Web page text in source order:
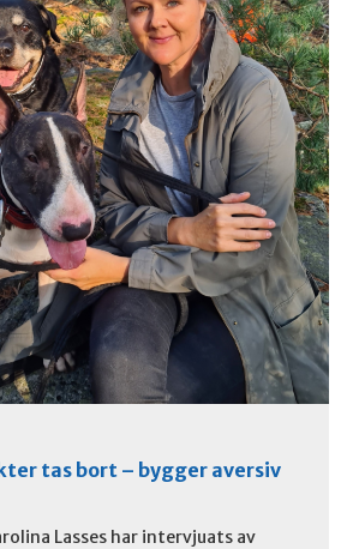
tas bort – bygger aversiv
Lasses har intervjuats av